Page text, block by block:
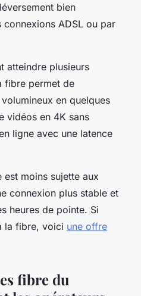
bien
connexions ADSL ou par
atteindre plusieurs
fibre permet de
en quelques
vidéos en 4K sans
ligne avec une latence
moins sujette aux
connexion plus stable et
heures de pointe. Si
la fibre, voici une offre
fibre du